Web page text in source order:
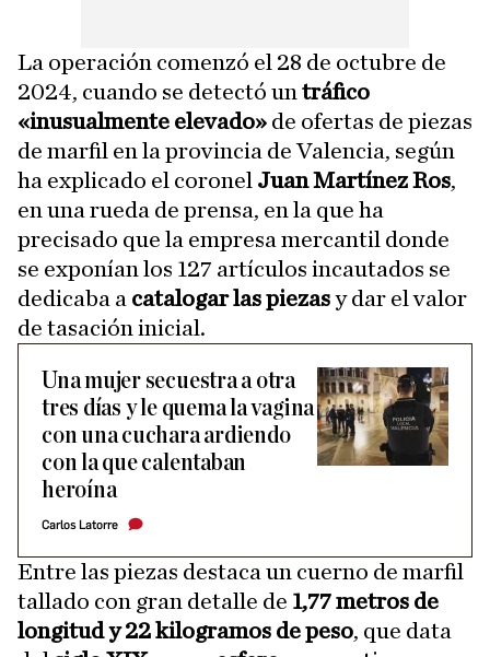
La operación comenzó el 28 de octubre de
2024, cuando se detectó un tráfico
«inusualmente elevado» de ofertas de piezas
de marfil en la provincia de Valencia, según
ha explicado el coronel Juan Martínez Ros,
en una rueda de prensa, en la que ha
precisado que la empresa mercantil donde
se exponían los 127 artículos incautados se
dedicaba a catalogar las piezasy dar el valor
de tasación inicial.
Una mujer secuestra a otra
tres días y le quema la vagina
con una cuchara ardiendo
con la que calentaban
heroína
Carlos Latorre
Entre las piezas destaca un cuerno de marfil
tallado con gran detalle de 1,77 metros de
longitud y 22 kilogramos de peso, que data